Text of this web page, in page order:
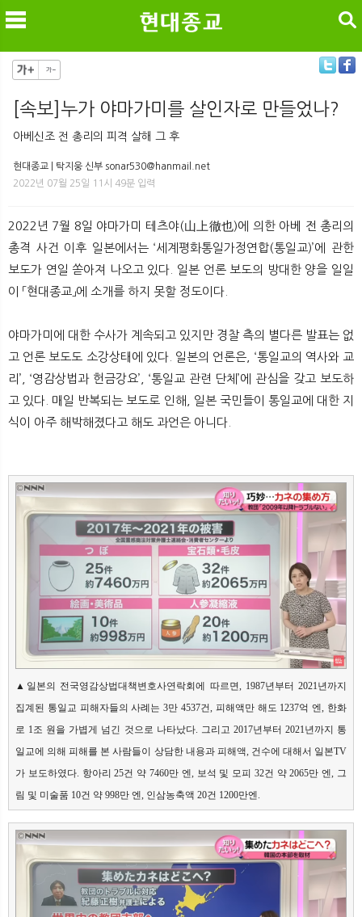
메
뉴 색
검색
[속보]누가 야마가미를 살인자로 만들었나?
아베신조 전 총리의 피격 살해 그 후
현대종교 | 탁지웅 신부 sonar530@hanmail.net
2022년 07월 25일 11시 49분 입력
2022년 7월 8일 야마가미 테츠야(山上徹也)에 의한 아베 전 총리의
총격 사건 이후 일본에서는 ‘세계평화통일가정연합(통일교)’에 관한
보도가 연일 쏟아져 나오고 있다. 일본 언론 보도의 방대한 양을 일일
이 「현대종교」에 소개를 하지 못할 정도이다.
야마가미에 대한 수사가 계속되고 있지만 경찰 측의 별다른 발표는 없
고 언론 보도도 소강상태에 있다. 일본의 언론은, ‘통일교의 역사와 교
리’, ‘영감상법과 헌금강요’, ‘통일교 관련 단체’에 관심을 갖고 보도하
고 있다. 매일 반복되는 보도로 인해, 일본 국민들이 통일교에 대한 지
식이 아주 해박해졌다고 해도 과언은 아니다. ​
▲일본의 전국영감상법대책변호사연락회에 따르면, 1987년부터 2021년까지
집계된 통일교 피해자들의 사례는 3만 4537건, 피해액만 해도 1237억 엔, 한화
로 1조 원을 가볍게 넘긴 것으로 나타났다. 그리고 2017년부터 2021년까지 통
일교에 의해 피해를 본 사람들이 상담한 내용과 피해액, 건수에 대해서 일본TV
가 보도하였다. 항아리 25건 약 7460만 엔, 보석 및 모피 32건 약 2065만 엔, 그
림 및 미술품 10건 약 998만 엔, 인삼농축액 20건 1200만엔.